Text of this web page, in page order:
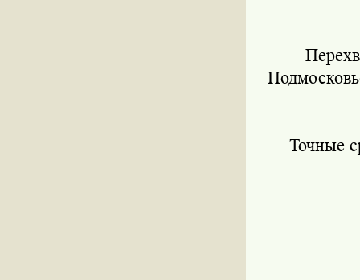
Точные